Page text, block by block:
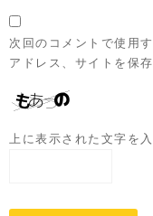
次回のコメントで使用
アドレス、サイトを保存
上に表示された文字を